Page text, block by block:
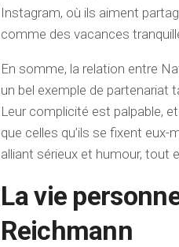
Instagram, où ils aiment
comme des vacances
En somme, la relation entre
un bel exemple de partenariat
Leur complicité est palpable,
que celles qu’ils se fixent
alliant sérieux et humour, tout
La vie
Reichmann